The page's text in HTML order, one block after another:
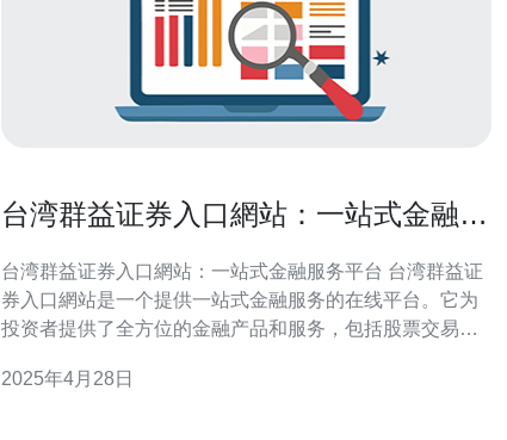
台湾群益证券入口網站：一站式金融服
台湾群益证券入口網站：一站式金融服务平台 台湾群益证
券入口網站是一个提供一站式金融服务的在线平台。它为
投资者提供了全方位的金融产品和服务，包括股票交易、
助投资者实现财务自由和投资成功。 作为一家证券公司，
2025年4月28日